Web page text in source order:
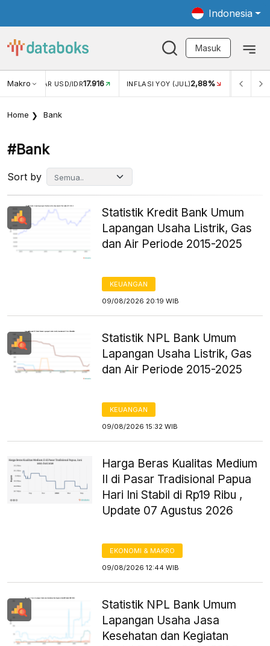
Indonesia
Masuk
Makro
USD/IDR 17.916 INFLASI YOY (JUL)2,88% INFLASI MOM (JUL)
Home Bank
#bank
Sort by
Statistik Kredit Bank Umum
Lapangan Usaha Listrik, Gas
dan Air Periode 2015-2025
KEUANGAN
09/08/2026 20:19 WIB
Statistik NPL Bank Umum
Lapangan Usaha Listrik, Gas
dan Air Periode 2015-2025
KEUANGAN
09/08/2026 15:32 WIB
Harga Beras Kualitas Medium
II di Pasar Tradisional Papua
Hari Ini Stabil di Rp19 Ribu ,
Update 07 Agustus 2026
EKONOMI & MAKRO
09/08/2026 12:44 WIB
Statistik NPL Bank Umum
Lapangan Usaha Jasa
Kesehatan dan Kegiatan